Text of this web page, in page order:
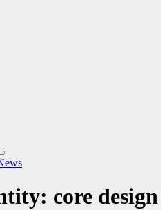
core design